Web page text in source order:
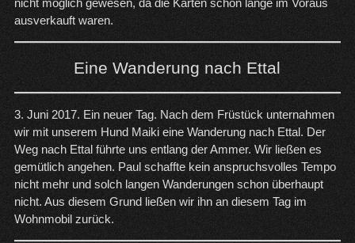
nicht möglich gewesen, da die Karten schon lange im Voraus
ausverkauft waren.
Eine Wanderung nach Ettal
3. Juni 2017. Ein neuer Tag. Nach dem Früstück unternahmen
wir mit unserem Hund Maiki eine Wanderung nach Ettal. Der
Weg nach Ettal führte uns entlang der Ammer. Wir ließen es
gemütlich angehen. Paul schaffte kein anspruchsvolles Tempo
nicht mehr und solch langen Wanderungen schon überhaupt
nicht. Aus diesem Grund ließen wir ihn an diesem Tag im
Wohnmobil zurück.